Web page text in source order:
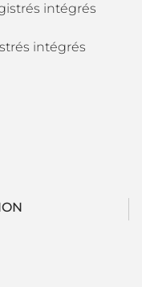
intégrés
intégrés